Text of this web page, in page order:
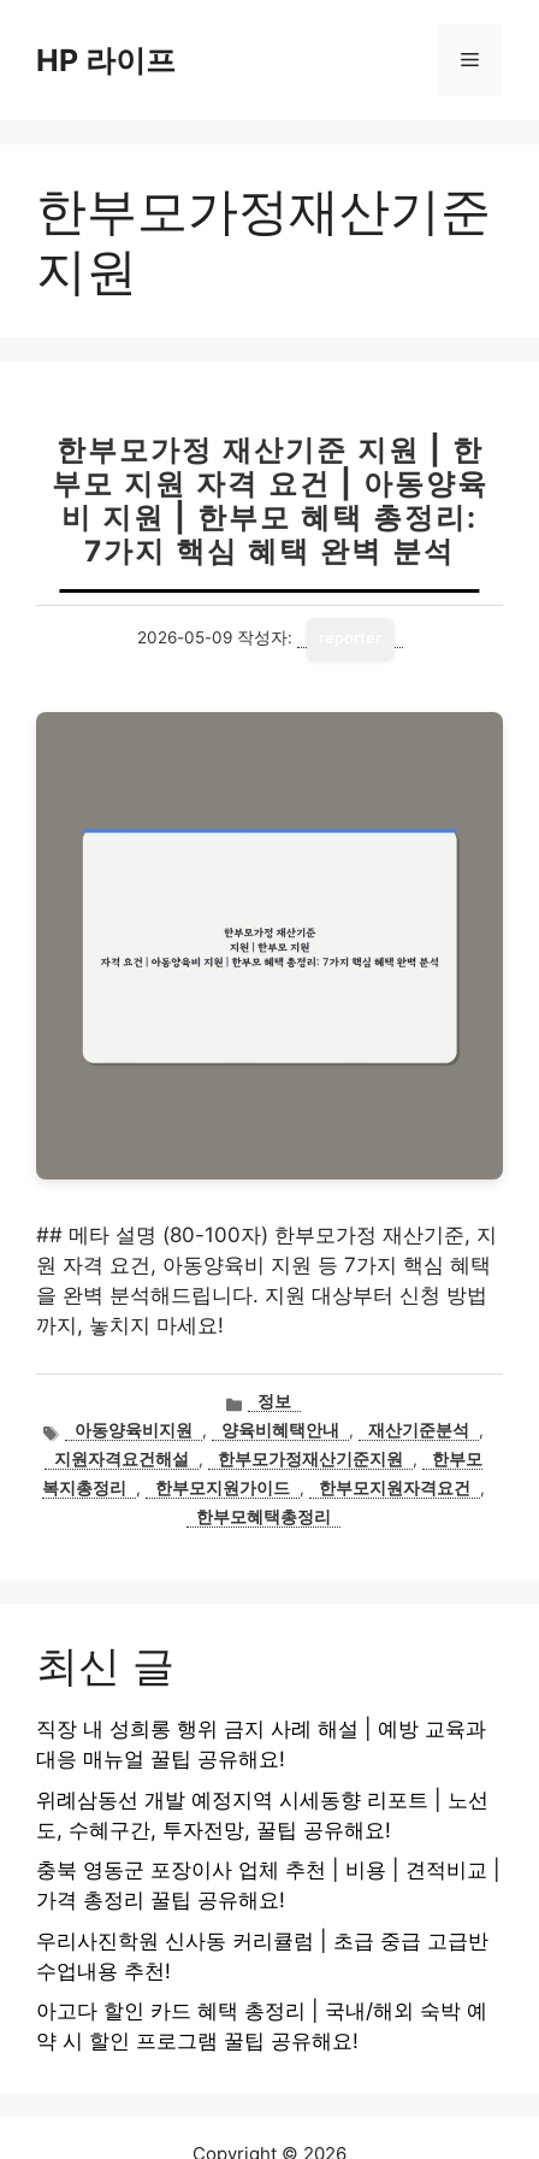
HP 라이프 메
한부모가정재산기준
지원
한부모가정 재산기준 지원 | 한
부모 지원 자격 요건 | 아동양육
비 지원 | 한부모 혜택 총정리:
7가지 핵심 혜택 완벽 분석
2026-05-09 작성자:
## 메타 설명 (80-100자) 한부모가정 재산기준, 지
원 자격 요건, 아동양육비 지원 등 7가지 핵심 혜택
을 완벽 분석해드립니다. 지원 대상부터 신청 방법
까지, 놓치지 마세요!
카
테
고
리
정보
태
그
아동양육비지원 , 양육비혜택안내 , 재산기준분석
,
지원자격요건해설
, 한부모가정재산기준지원 ,
한부모
복지총정리
, 한부모지원가이드 , 한부모지원자격요건
,
한부모혜택총정리
최신 글
직장 내 성희롱 행위 금지 사례 해설 | 예방 교육과
대응 매뉴얼 꿀팁 공유해요!
위례삼동선 개발 예정지역 시세동향 리포트 | 노선
도, 수혜구간, 투자전망, 꿀팁 공유해요!
충북 영동군 포장이사 업체 추천 | 비용 | 견적비교 |
가격 총정리 꿀팁 공유해요!
우리사진학원 신사동 커리큘럼 | 초급 중급 고급반
수업내용 추천!
아고다 할인 카드 혜택 총정리 | 국내/해외 숙박 예
약 시 할인 프로그램 꿀팁 공유해요!
Copyright © 2026